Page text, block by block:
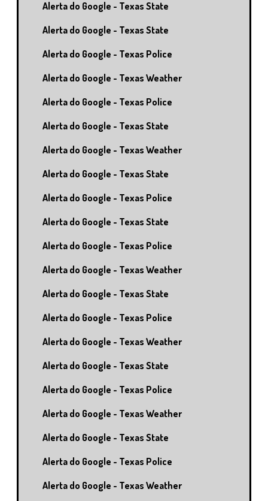
Alerta do Google - Texas State
Alerta do Google - Texas State
Alerta do Google - Texas Police
Alerta do Google - Texas Weather
Alerta do Google - Texas Police
Alerta do Google - Texas State
Alerta do Google - Texas Weather
Alerta do Google - Texas State
Alerta do Google - Texas Police
Alerta do Google - Texas State
Alerta do Google - Texas Police
Alerta do Google - Texas Weather
Alerta do Google - Texas State
Alerta do Google - Texas Police
Alerta do Google - Texas Weather
Alerta do Google - Texas State
Alerta do Google - Texas Police
Alerta do Google - Texas Weather
Alerta do Google - Texas State
Alerta do Google - Texas Police
Alerta do Google - Texas Weather